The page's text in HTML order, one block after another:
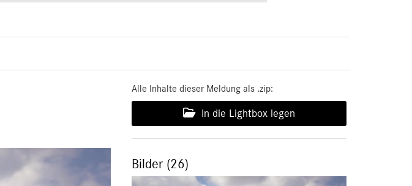
Alle Inhalte dieser Meldung als .zip:
In die Lightbox legen
Bilder (26)